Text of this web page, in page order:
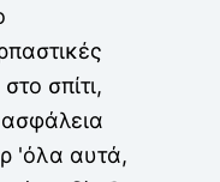
σπίτι,
'όλα αυτά,